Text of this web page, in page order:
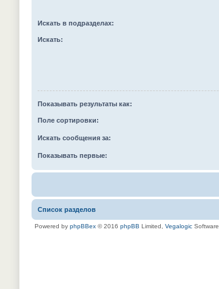
Искать в подразделах:
Искать:
Показывать результаты как:
Поле сортировки:
Искать сообщения за:
Показывать первые:
Список разделов
Powered by phpBBex © 2016 phpBB Limited, Vegalogic Software